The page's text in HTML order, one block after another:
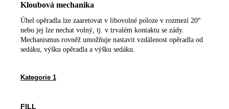
Kloubová mechanika
Úhel opěradla lze zaaretovat v libovolné poloze v rozmezí 20°
nebo jej lze nechat volný, tj. v trvalém kontaktu se zády.
Mechanismus rovněž umožňuje nastavit vzdálenost opěradla od
sedáku, výšku opěradla a výšku sedáku.
Kategorie 1
FILL